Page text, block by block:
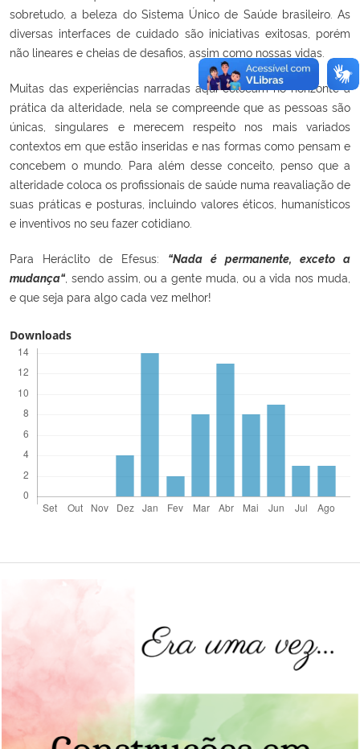
sobretudo, a beleza do Sistema Único de Saúde brasileiro. As
diversas interfaces de cuidado são iniciativas exitosas, porém
não lineares e cheias de desafios, assim como nossas vidas.
Muitas das experiências narradas aqui colocam no horizonte a
prática da alteridade, nela se compreende que as pessoas são
únicas, singulares e merecem respeito nos mais variados
contextos em que estão inseridas e nas formas como pensam e
concebem o mundo. Para além desse conceito, penso que a
alteridade coloca os profissionais de saúde numa reavaliação de
suas práticas e posturas, incluindo valores éticos, humanísticos
e inventivos no seu fazer cotidiano.
Para Heráclito de Efesus: “Nada é permanente, exceto a
mudança“, sendo assim, ou a gente muda, ou a vida nos muda,
e que seja para algo cada vez melhor!
Downloads